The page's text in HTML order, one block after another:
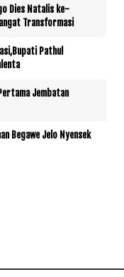
Dies Natalis ke-
Transformasi
Pathul
Jembatan
Begawe Jelo Nyensek